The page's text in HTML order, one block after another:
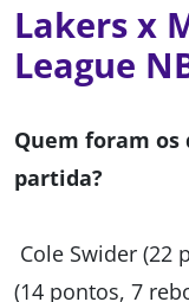
Lakers x
League
Quem foram os
partida?
Cole Swider (22
(14 pontos, 7